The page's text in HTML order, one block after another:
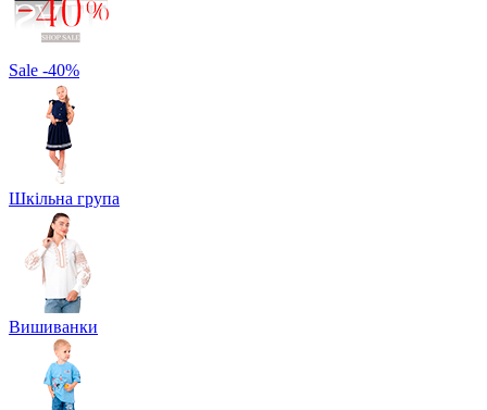
Sale -40%
Шкільна група
Вишиванки